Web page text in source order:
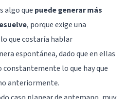
algo que puede generar más
, porque exige una
que costaría hablar
espontánea, dado que en ellas
constantemente lo que hay que
anteriormente.